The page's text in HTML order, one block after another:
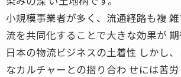
小規模事業者が多く、流通経路も複
流を共同化することで大きな効果が 期
日本の物流ビジネスの土着性 しかし
なカルチャーとの摺り合わ せには苦労